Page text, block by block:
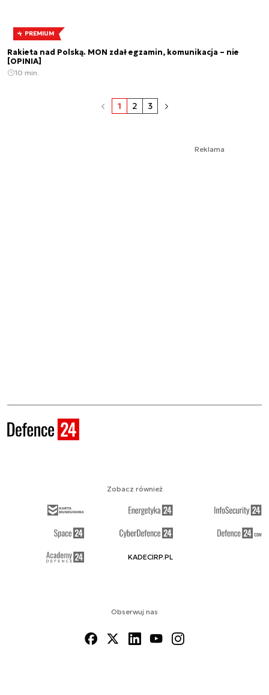
PREMIUM
Rakieta nad Polską. MON zdał egzamin, komunikacja – nie
[OPINIA]
10 min.
1 2 3
Reklama
Obserwuj nas
Zobacz również
KADECIRP.PL